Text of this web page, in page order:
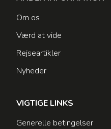
Om os
Værd at vide
Rejseartikler
Nyheder
VIGTIGE LINKS
Generelle betingelser